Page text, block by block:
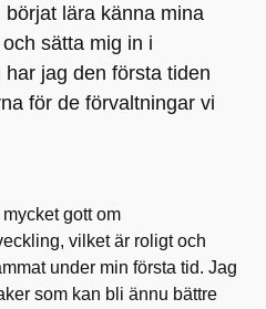
lära känna mina
sätta mig in i
jag den första tiden
för de förvaltningar vi
mycket gott om
vilket är roligt och
under min första tid. Jag
som kan bli ännu bättre